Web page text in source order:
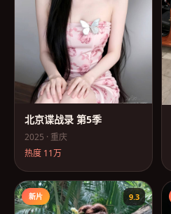
北京谍战录 第5季
2025 · 重庆
热度 11万
新片 9.3